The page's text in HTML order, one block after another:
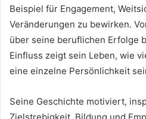
Beispiel für Engagement,
Veränderungen zu bewirken.
über seine beruflichen Erfolge
Einfluss zeigt sein Leben, wie
eine einzelne Persönlichkeit
Seine Geschichte motiviert,